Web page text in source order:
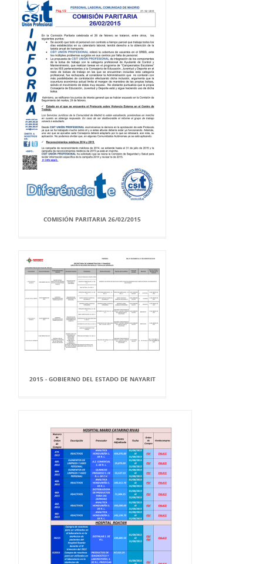
COMISIÓN PARITARIA 26/02/2015
2015 - GOBIERNO DEL ESTADO DE NAYARIT